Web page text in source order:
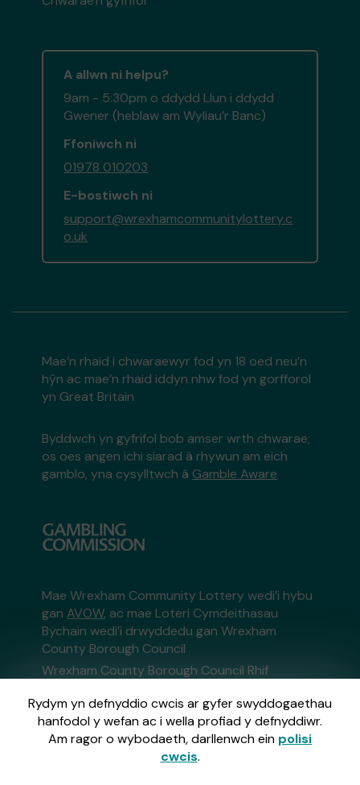
Rydym yn defnyddio cwcis ar gyfer swyddogaethau
hanfodol y wefan ac i wella profiad y defnyddiwr.
Am ragor o wybodaeth, darllenwch ein polisi
cwcis.
A allwn ni helpu?
9am - 5:30pm o ddydd Llun i ddydd
Gwener (heblaw am Wyliau’r Banc)
Ffoniwch ni
01978 010203
E-bostiwch ni
support@wrexhamcommunitylottery.c
o.uk
Mae’n rhaid i chwaraewyr fod yn 18 oed neu’n
hŷn ac mae’n rhaid iddyn nhw fod yn gorfforol
yn Great Britain
Byddwch yn gyfrifol bob amser wrth chwarae;
os oes angen ichi siarad â rhywun am eich
gamblo, yna cysylltwch â Gamble Aware
Mae Wrexham Community Lottery wedi’i hybu
ganAVOW, ac mae Loteri Cymdeithasau
Bychain wedi’i drwyddedu gan Wrexham
County Borough Council
Wrexham County Borough Council Rhif
Gweinyddir y wefan hon gan Gatherwell,
Rheolwr Loteri Allanol sydd wedi'i drwyddedu
a'i reoleiddio ym Mhrydain Fawr gan